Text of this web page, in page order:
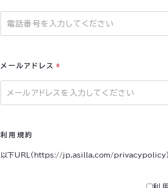
メールアドレス *
利用規約
以下URL（https://jp.asilla.com/privacypolicy）のと